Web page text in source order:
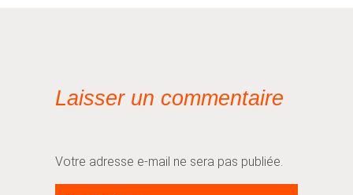
Laisser un commentaire
Votre adresse e-mail ne sera pas publiée.